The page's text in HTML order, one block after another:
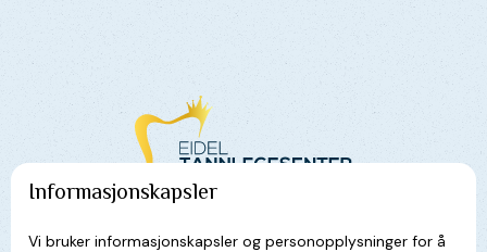
Informasjonskapsler
Vi bruker informasjonskapsler og personopplysninger for å